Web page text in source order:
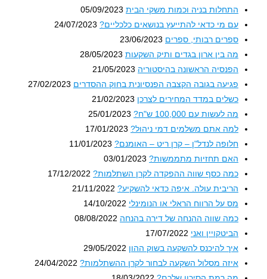
התחלות בניה וכמות משקי הבית 05/09/2023
עם מי כדאי להתייעץ בנושאים כלכליים? 24/07/2023
ספרים רבותי, ספרים 23/06/2023
מה בין ארון בגדים ותיק השקעות 28/05/2023
הפנסיה הראשונה בהיסטוריה 21/05/2023
פגיעה בגובה הקצבה הפנסיונית בחוק ההסדרים 27/02/2023
כשלים במדד המחירים לצרכן 21/02/2023
מה לעשות עם 100,000 ש"ח?
25/01/2023
למה אתם משלמים דמי ניהול? 17/01/2023
חלופה לנדל"ן – קרן ריט – האומנם? 11/01/2023
האם תחזיות מתממשות? 03/01/2023
כמה כסף שווה ההפקדה לקרן השתלמות? 17/12/2022
הריבית עולה. איפה כדאי להשקיע? 21/11/2022
מס על הרווח הראלי או הנומינלי 14/10/2022
כמה שווה ההנחה של דירה בהנחה 08/08/2022
הביטקויין ואני 17/07/2022
איך להיכנס להשקעה בשוק ההון 29/05/2022
איזה מסלול השקעה לבחור לקרן ההשתלמות? 24/04/2022